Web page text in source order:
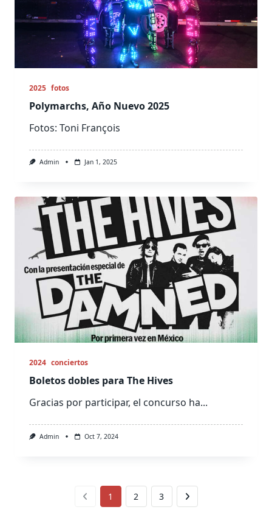
2025 fotos
Polymarchs, Año Nuevo 2025
Fotos: Toni François
Admin Jan 1, 2025
2024 conciertos
Boletos dobles para The Hives
Gracias por participar, el concurso ha...
Admin Oct 7, 2024
1 2 3